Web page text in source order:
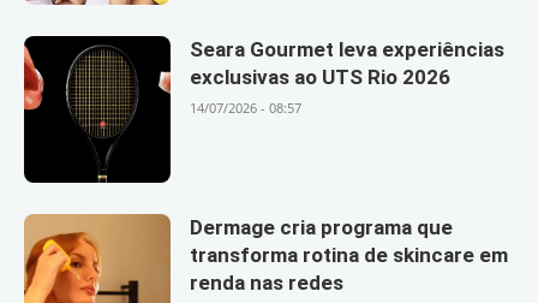
Seara Gourmet leva experiências
exclusivas ao UTS Rio 2026
14/07/2026 - 08:57
Dermage cria programa que
transforma rotina de skincare em
renda nas redes